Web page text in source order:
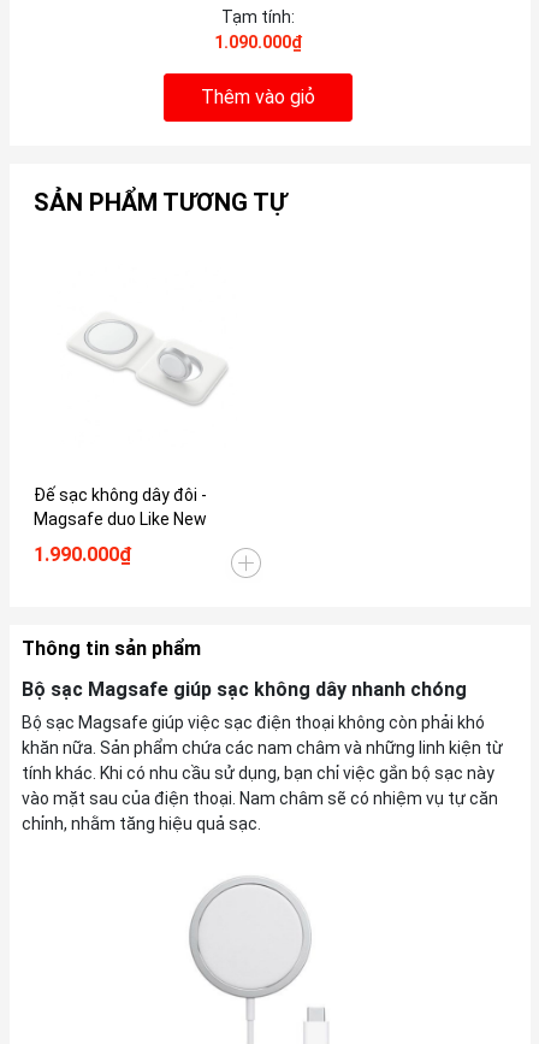
Tạm tính:
1.090.000₫
Thêm vào giỏ
SẢN PHẨM TƯƠNG TỰ
Đế sạc không dây đôi -
Magsafe duo Like New
1.990.000₫
Thông tin sản phẩm
Bộ sạc Magsafe giúp sạc không dây nhanh chóng
Bộ sạc Magsafe giúp việc sạc điện thoại không còn phải khó
khăn nữa. Sản phẩm chứa các nam châm và những linh kiện từ
tính khác. Khi có nhu cầu sử dụng, bạn chỉ việc gắn bộ sạc này
vào mặt sau của điện thoại. Nam châm sẽ có nhiệm vụ tự căn
chỉnh, nhằm tăng hiệu quả sạc.